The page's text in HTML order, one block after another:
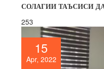
СОЛАГИИ ТАЪСИСИ
253
15
Apr, 2022